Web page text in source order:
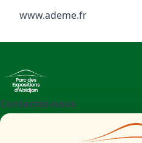
www.ademe.fr
Contactez-nous